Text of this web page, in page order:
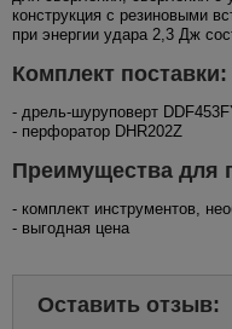
конструкция с резиновыми
при энергии удара 2,3 Дж
Комплект поставки:
- дрель-шуруповерт
- перфоратор DHR202Z
Преимущества для
- комплект инструментов,
- выгодная цена
Оставить отзыв: